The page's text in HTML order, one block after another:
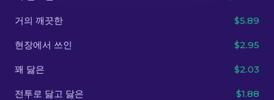
거의 깨끗한 $5.89
현장에서 쓰인 $2.95
꽤 닳은 $2.03
전투로 닳고 닳은 $1.88